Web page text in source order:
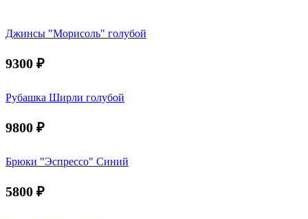
Джинсы "Морисоль" голубой
9300 ₽
Рубашка Ширли голубой
9800 ₽
Брюки "Эспрессо" Синий
5800 ₽